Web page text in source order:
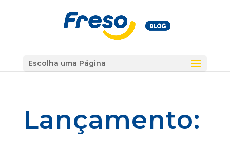
Escolha uma Página
Lançamento: